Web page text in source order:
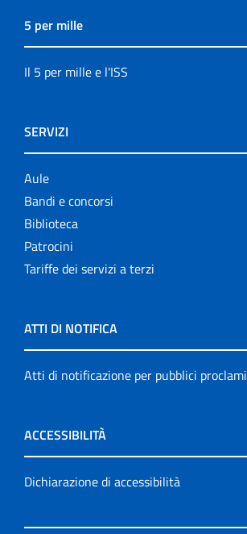
5 per mille
Il 5 per mille e l'ISS
SERVIZI
Aule
Bandi e concorsi
Biblioteca
Patrocini
Tariffe dei servizi a terzi
ATTI DI NOTIFICA
Atti di notificazione per pubblici proclami
ACCESSIBILITÀ
Dichiarazione di accessibilità